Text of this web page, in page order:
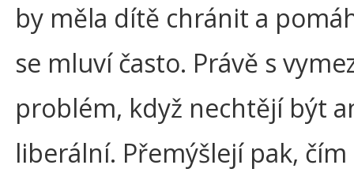
by měla dítě chránit a
se mluví často. Právě s
problém, když nechtějí být
liberální. Přemýšlejí pak,